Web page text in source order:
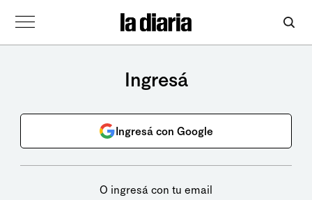
Ingresá
Ingresá con Google
O ingresá con tu email